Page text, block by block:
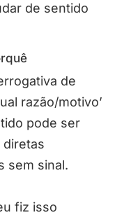
de sentido
de
razão/motivo’
pode ser
sem sinal.
fiz isso